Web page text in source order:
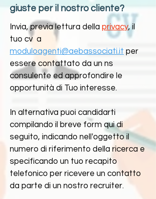
giuste per il nostro cliente?
Invia, previa lettura della privacy, il
tuo cv a
moduloagenti@aebassociati.it per
essere contattato da un ns
consulente ed approfondire le
opportunità di Tuo interesse.
In alternativa puoi candidarti
compilando il breve form qui di
seguito, indicando nell'oggetto il
numero di riferimento dell a ricerca e
specificando un tuo recapito
telefonico per ricevere un contatto
da parte di un nostro recruiter.